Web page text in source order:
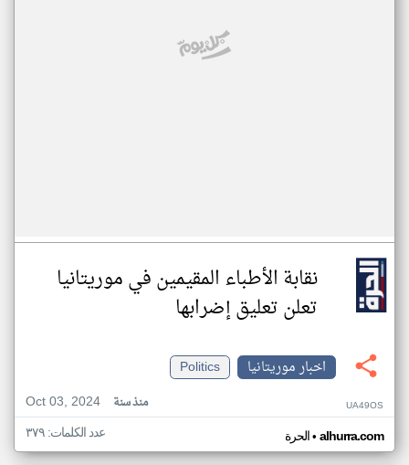
نقابة الأطباء المقيمين في موريتانيا
تعلن تعليق إضرابها
اخبار موريتانيا
Politics
Oct 03, 2024
منذ سنة UA49OS
الحرة• alhurra.com عدد الكلمات: ٣٧٩